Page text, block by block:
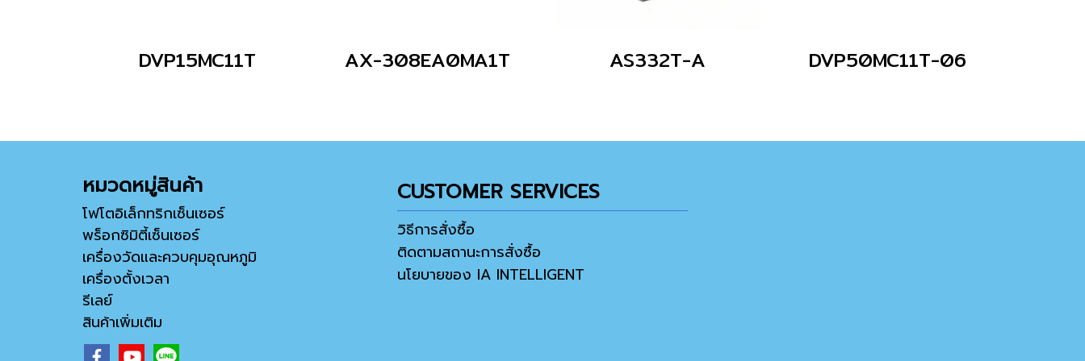
DVP15MC11T AX-308EA0MA1T AS332T-A DVP50MC11T-06
หมวดหมู่สินค้า
โฟโตอิเล็กทริกเซ็นเซอร์
พร็อกซิมิตี้เซ็นเซอร์
เครื่องวัดและควบคุมอุณหภูมิ
เครื่องตั้งเวลา
รีเลย์
สินค้าเพิ่มเติม
CUSTOMER SERVICES
วิธีการสั่งซื้อ
ติดตามสถานะการสั่งซื้อ
นโยบายของ IA INTELLIGENT